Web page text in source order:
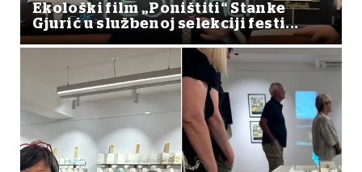
Ekološki film „Poništiti“ Stanke
Gjurić u službenoj selekciji festi...